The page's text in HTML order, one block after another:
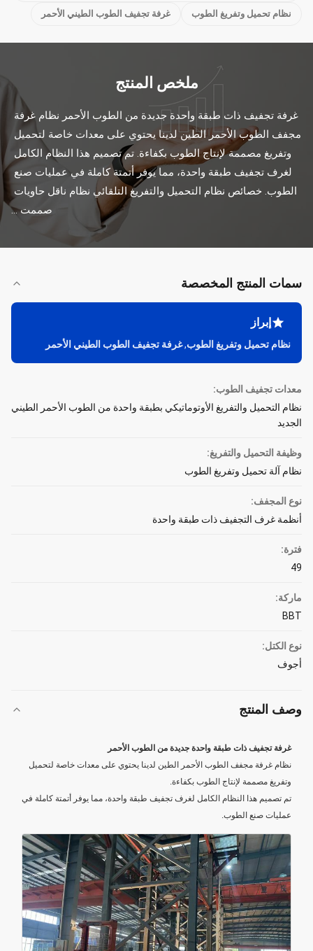
نظام تحميل وتفريغ الطوب غرفة تجفيف الطوب الطيني الأحمر
ملخص المنتج
صممت ...
سمات المنتج المخصصة
إبراز
نظام تحميل وتفريغ الطوب,غرفة تجفيف الطوب الطيني الأحمر
معدات تجفيف الطوب:
نظام التحميل والتفريغ الأوتوماتيكي بطبقة واحدة من الطوب الأحمر الطيني
الجديد
وظيفة التحميل والتفريغ:
نظام آلة تحميل وتفريغ الطوب
نوع المجفف:
أنظمة غرف التجفيف ذات طبقة واحدة
فترة:
49
ماركة:
BBT
نوع الكتل:
أجوف
وصف المنتج
غرفة تجفيف ذات طبقة واحدة جديدة من الطوب الأحمر
نظام غرفة مجفف الطوب الأحمر الطين لدينا يحتوي على معدات خاصة لتحميل
وتفريغ مصممة لإنتاج الطوب بكفاءة.
تم تصميم هذا النظام الكامل لغرف تجفيف طبقة واحدة، مما يوفر أتمتة كاملة في
عمليات صنع الطوب.